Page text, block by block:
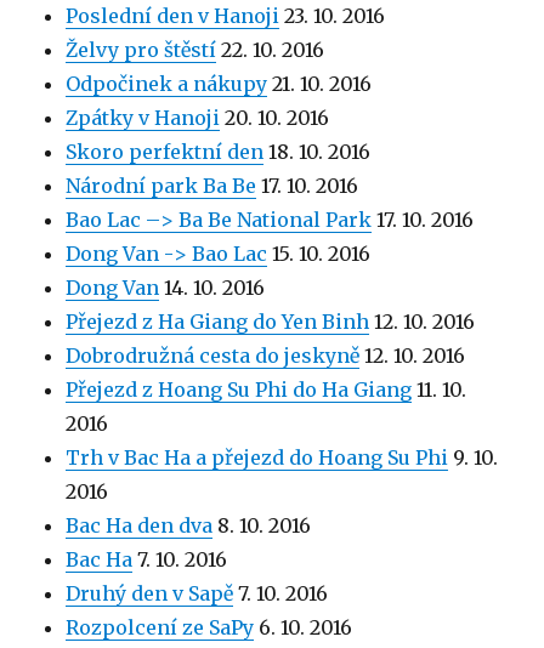
Poslední den v Hanoji 23. 10. 2016
Želvy pro štěstí 22. 10. 2016
Odpočinek a nákupy 21. 10. 2016
Zpátky v Hanoji 20. 10. 2016
Skoro perfektní den 18. 10. 2016
Národní park Ba Be 17. 10. 2016
Bao Lac –> Ba Be National Park 17. 10. 2016
Dong Van -> Bao Lac 15. 10. 2016
Dong Van 14. 10. 2016
Přejezd z Ha Giang do Yen Binh 12. 10. 2016
Dobrodružná cesta do jeskyně 12. 10. 2016
Přejezd z Hoang Su Phi do Ha Giang 11. 10.
2016
Trh v Bac Ha a přejezd do Hoang Su Phi 9. 10.
2016
Bac Ha den dva 8. 10. 2016
Bac Ha 7. 10. 2016
Druhý den v Sapě 7. 10. 2016
Rozpolcení ze SaPy 6. 10. 2016